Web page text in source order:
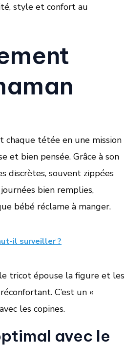
style et confort au
tétée en une mission
et bien pensée. Grâce à son
discrètes, souvent zippées
bien remplies,
bébé réclame à manger.
il surveiller ?
tricot épouse la figure et les
C’est un «
les copines.
avec le